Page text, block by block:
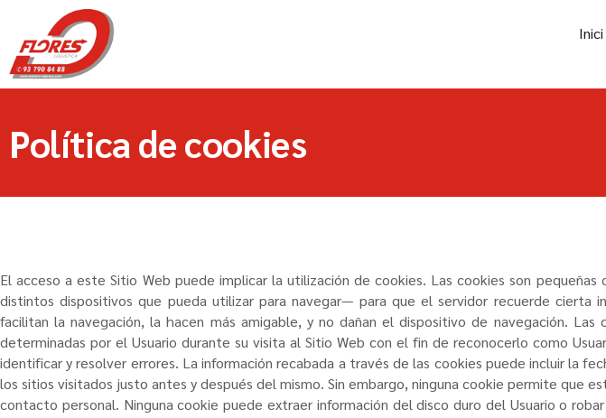
Inici
Política de cookies
El acceso a este Sitio Web puede implicar la utilización de cookies. Las cookies son
distintos dispositivos que pueda utilizar para navegar— para que el servidor recuerde
facilitan la navegación, la hacen más amigable, y no dañan el dispositivo de navegación.
determinadas por el Usuario durante su visita al Sitio Web con el fin de reconocerlo como
identificar y resolver errores. La información recabada a través de las cookies puede incluir la
los sitios visitados justo antes y después del mismo. Sin embargo, ninguna cookie permite que
contacto personal. Ninguna cookie puede extraer información del disco duro del Usuario o